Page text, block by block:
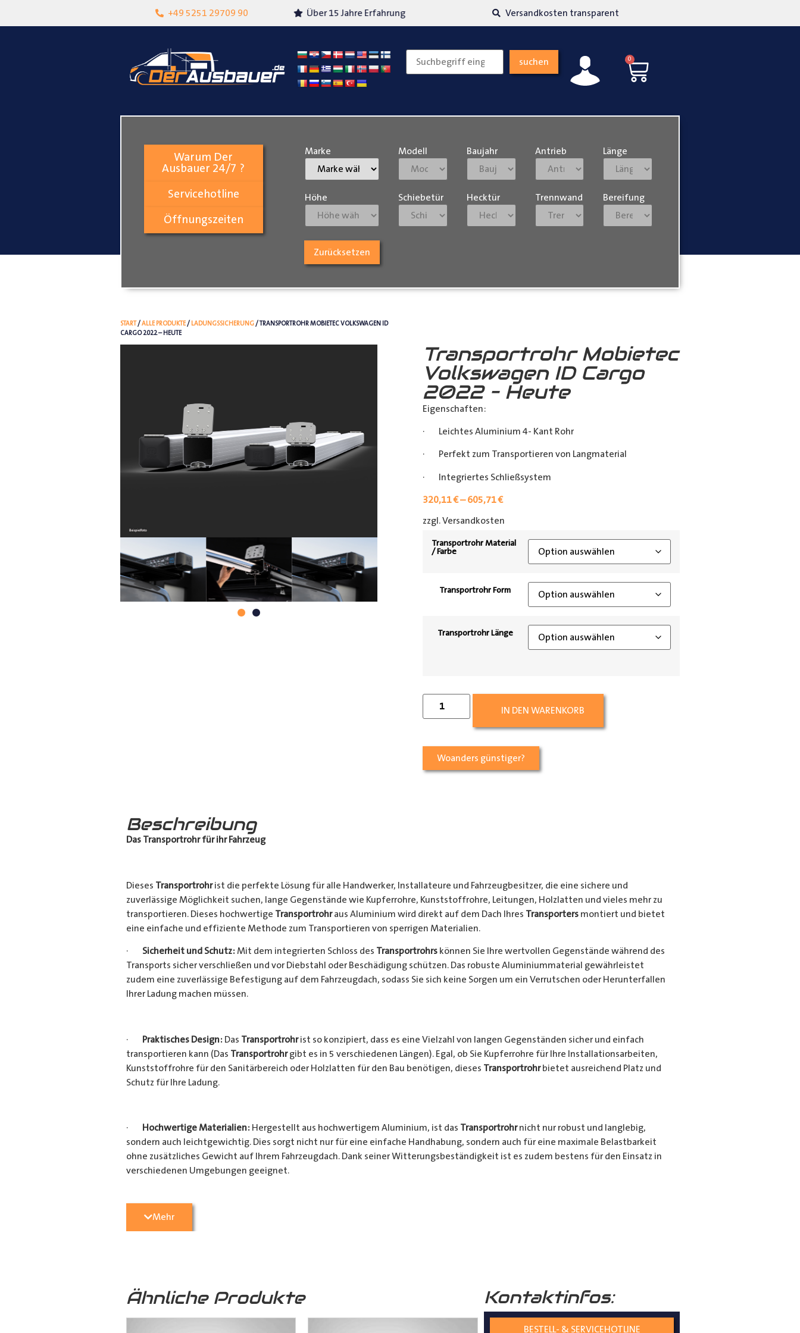
+49 5251 29709 90
Lokalgeschäft in Paderborn Über 15 Jahre Erfahrung Versandkosten transparent
suchen 0
Warum Der
Ausbauer 24/7 ?
Servicehotline
Öffnungszeiten
Marke Modell Baujahr Antrieb Länge
Höhe Schiebetür Hecktür Trennwand Bereifung
Zurücksetzen
START/ALLE PRODUKTE/ LADUNGSSICHERUNG/ TRANSPORTROHR MOBIETEC VOLKSWAGEN ID
CARGO 2022 – HEUTE
Transportrohr Mobietec
Volkswagen ID Cargo
2022 – Heute
Eigenschaften:
· Leichtes Aluminium 4- Kant Rohr
· Perfekt zum Transportieren von Langmaterial
· Integriertes Schließsystem
320,11€–605,71€
zzgl. Versandkosten
Transportrohr Material
/ Farbe
Transportrohr Form
Transportrohr Länge
IN DEN WARENKORB
Woanders günstiger?
Beschreibung
Das Transportrohr für ihr Fahrzeug
Dieses Transportrohrist die perfekte Lösung für alle Handwerker, Installateure und Fahrzeugbesitzer, die eine sichere und
zuverlässige Möglichkeit suchen, lange Gegenstände wie Kupferrohre, Kunststoffrohre, Leitungen, Holzlatten und vieles mehr zu
transportieren. Dieses hochwertige Transportrohraus Aluminium wird direkt auf dem Dach Ihres Transportersmontiert und bietet
eine einfache und effiziente Methode zum Transportieren von sperrigen Materialien.
· Sicherheit und Schutz: Mit dem integrierten Schloss des Transportrohrskönnen Sie Ihre wertvollen Gegenstände während des
Transports sicher verschließen und vor Diebstahl oder Beschädigung schützen. Das robuste Aluminiummaterial gewährleistet
zudem eine zuverlässige Befestigung auf dem Fahrzeugdach, sodass Sie sich keine Sorgen um ein Verrutschen oder Herunterfallen
Ihrer Ladung machen müssen.
· Praktisches Design: Das Transportrohrist so konzipiert, dass es eine Vielzahl von langen Gegenständen sicher und einfach
transportieren kann (Das Transportrohrgibt es in 5 verschiedenen Längen). Egal, ob Sie Kupferrohre für Ihre Installationsarbeiten,
Kunststoffrohre für den Sanitärbereich oder Holzlatten für den Bau benötigen, dieses Transportrohrbietet ausreichend Platz und
Schutz für Ihre Ladung.
· Hochwertige Materialien: Hergestellt aus hochwertigem Aluminium, ist das Transportrohrnicht nur robust und langlebig,
sondern auch leichtgewichtig. Dies sorgt nicht nur für eine einfache Handhabung, sondern auch für eine maximale Belastbarkeit
ohne zusätzliches Gewicht auf Ihrem Fahrzeugdach. Dank seiner Witterungsbeständigkeit ist es zudem bestens für den Einsatz in
verschiedenen Umgebungen geeignet.
Vielseitige Anwendungsmöglichkeiten:
Heimwerkerprojekten, dieses
·Verschiedene Variationen:DasTransportrohr
Mehr
Ähnliche Produkte Kontaktinfos:
BESTELL- & SERVICEHOTLINE